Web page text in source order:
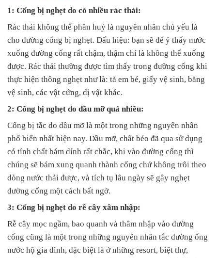
1: Cống bị nghẹt do có nhiều rác thải:
Rác thải không thể phân huỷ là nguyên nhân chủ yếu là
cho đường cống bị nghẹt. Dấu hiệu: bạn sẽ để ý thấy nước
xuống đường cống rất chậm, thậm chí là không thể xuống
được. Rác thải thường được tìm thấy trong đường cống khi
thực hiện thông nghẹt như là: tã em bé, giấy vệ sinh, băng
vệ sinh, các vật cứng, dị vật khác.
2: Cống bị nghẹt do dầu mỡ quá nhiều:
Cống bị tắc do dầu mỡ là một trong những nguyên nhân
phổ biến nhất hiện nay. Dầu mỡ, chất béo đã qua sử dụng
có tính chất bám dính rất chắc, khi vào đường cống thì
chúng sẽ bám xung quanh thành cống chứ không trôi theo
dòng nước thải được, và tích tụ lâu ngày sẽ gây nghẹt
đường cống một cách bất ngờ.
3: Cống bị nghẹt do rễ cây xâm nhập:
Rễ cây mọc ngầm, bao quanh và thâm nhập vào đường
cống cũng là một trong những nguyên nhân tắc đường ống
nước hộ gia đình, đặc biệt là ở những resort, biệt thự,